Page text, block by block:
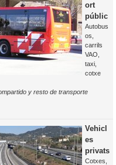
ort
públic
Autobus
os,
carrils
VAO,
taxi,
cotxe
y resto de transporte
Vehicl
es
privats
Cotxes,